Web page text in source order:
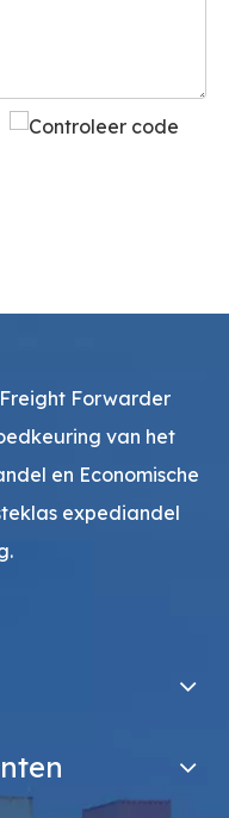
Forwarder
van het
en Economische
expediandel